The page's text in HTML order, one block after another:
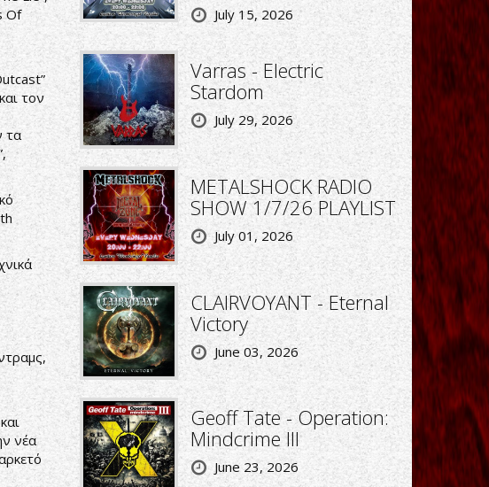
Of
τον
τα
νέα
July 15, 2026
Varras - Electric
Stardom
July 29, 2026
METALSHOCK RADIO
SHOW 1/7/26 PLAYLIST
July 01, 2026
CLAIRVOYANT - Eternal
Victory
June 03, 2026
Geoff Tate - Operation:
Mindcrime III
June 23, 2026